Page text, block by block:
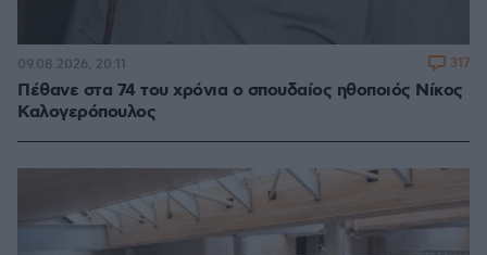
Πέθανε στα 74 του χρόνια ο σπουδαίος ηθοποιός Νίκος
Καλογερόπουλος
09.08.2026, 20:11 317